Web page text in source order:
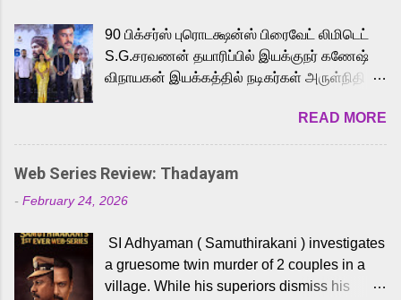
to the iconic superhero He-Man. Known for
memorable songs like “Behene De” from
Raavan, “Oru Maalai” from Ghajini, and
loved for his versatile voice and strong
command over multiple languages, making
him a strong fit for the legendary character.
cinema, voices the menacing Skeletor
across the Tamil, Malayalam, and Telugu
versions. Joining them is Action King Arjun...
90 பிக்சர்ஸ் புரொடக்ஷன்ஸ் பிரைவேட் லிமிடெட்
S.G.சரவணன் தயாரிப்பில் இயக்குநர் கணேஷ்
விநாயகன் இயக்கத்தில் நடிகர்கள் அருள்நிதி -
முக்கிய வேடத்தில் இணைந்து நடித்திருக்கும்
'அருள்வான்' திரைப்படத்தினை
பத்திரிக்கையாளர் சந்திப்பு சென்னையில்
நடைபெற்றது. இயக்குநர் கணேஷ் விநாயகன்
இயக்கத்தில் உருவாகியுள்ள 'அருள்வான்'
வெங்கட், ரம்யா பாண்டியன், வி டி வி கணேஷ் ,
ஜான் விஜய், பேபி கிருத்திகா, 'பருத்திவீரன்'
சரவணன், ஹரிஷ் உத்தமன் உள்ளிட்ட பலர்
READ MORE
Web Series Review: Thadayam
- February 24, 2026
SI Adhyaman ( Samuthirakani ) investigates
a gruesome twin murder of 2 couples in a
village. While his superiors dismiss his